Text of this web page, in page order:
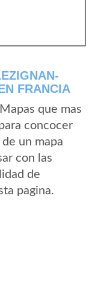
FRANCIA
que mas
concocer
un mapa
con las
de
pagina.